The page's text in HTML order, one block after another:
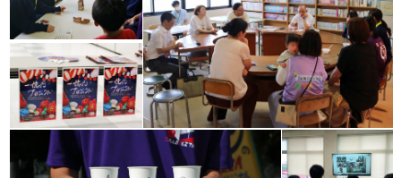
五一高じゃわめき隊